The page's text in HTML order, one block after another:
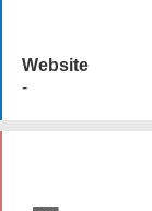
Website
-